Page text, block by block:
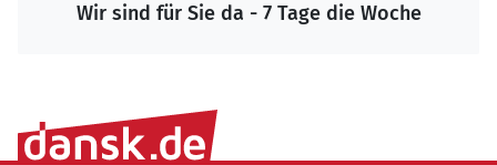
Wir sind für Sie da - 7 Tage die Woche